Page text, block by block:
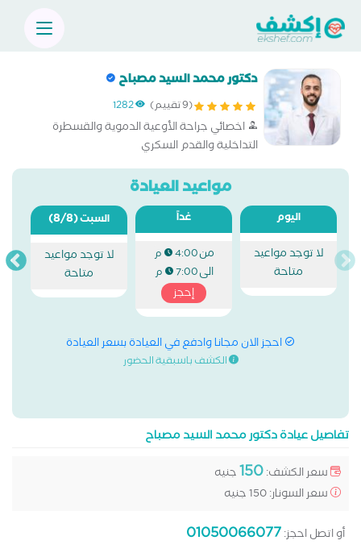
دكتور محمد السيد مصباح
(9 تقييم) 1282
اخصائي جراحة الأوعية الدموية والقسطرة
التداخلية والقدم السكري
مواعيد العيادة
اليوم
لا توجد مواعيد
متاحة
غداً
من4:00 م
الى7:00 م
إحجز
السبت(8/8)
لا توجد مواعيد
متاحة
احجز الان مجانا وادفع في العيادة بسعر العيادة
الكشف باسبقية الحضور
تفاصيل عيادة دكتور محمد السيد مصباح
سعر الكشف:150جنيه
سعر السونار: 150 جنيه
أو اتصل احجز:01050066077